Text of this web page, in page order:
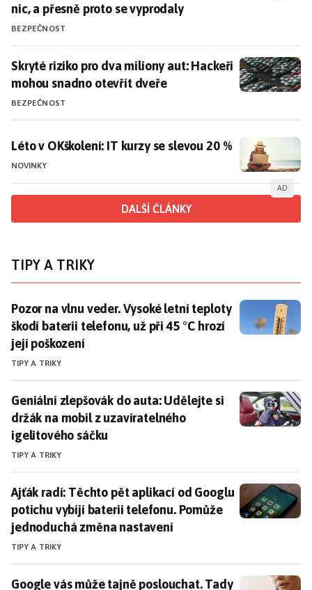
nic, a přesně proto se vyprodaly
BEZPEČNOST
Skryté riziko pro dva miliony aut: Hackeři mohou
Skryté riziko pro dva miliony aut: Hackeři
mohou snadno otevřít dveře
BEZPEČNOST
Léto v OKškolení: IT kurzy se slevou 20 %
Léto v OKškolení: IT kurzy se slevou 20 %
NOVINKY
AD
DALŠÍ ČLÁNKY
TIPY A TRIKY
Pozor na vlnu veder. Vysoké letní teploty škodí
Pozor na vlnu veder. Vysoké letní teploty
škodí baterii telefonu, už při 45 °C hrozí
její poškození
TIPY A TRIKY
Geniální zlepšovák do auta: Udělejte si držák na
Geniální zlepšovák do auta: Udělejte si
držák na mobil z uzavíratelného
igelitového sáčku
TIPY A TRIKY
Ajťák radí: Těchto pět aplikací od Googlu potichu
Ajťák radí: Těchto pět aplikací od Googlu
potichu vybíjí baterii telefonu. Pomůže
jednoduchá změna nastavení
TIPY A TRIKY
Google vás může tajně poslouchat. Tady je návod,
Google vás může tajně poslouchat. Tady